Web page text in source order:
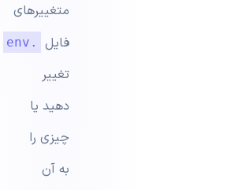
متغییرهای
فایل
.env
تغییر
دهید یا
چیزی را
به آن